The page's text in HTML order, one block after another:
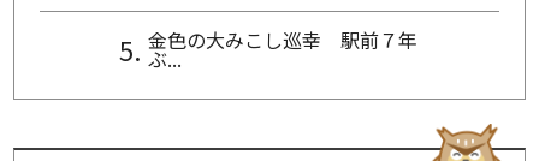
金色の大みこし巡幸 駅前７年
ぶ...